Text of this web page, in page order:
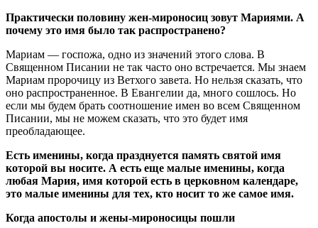
Практически половину жен-мироносиц зовут Мариями. А
почему это имя было так распространено?
Мариам — госпожа, одно из значений этого слова. В
Священном Писании не так часто оно встречается. Мы знаем
Мариам пророчицу из Ветхого завета. Но нельзя сказать, что
оно распространенное. В Евангелии да, много сошлось. Но
если мы будем брать соотношение имен во всем Священном
Писании, мы не можем сказать, что это будет имя
преобладающее.
Есть именины, когда празднуется память святой имя
которой вы носите. А есть еще малые именины, когда
любая Мария, имя которой есть в церковном календаре,
это малые именины для тех, кто носит то же самое имя.
Когда апостолы и жены-мироносицы пошли